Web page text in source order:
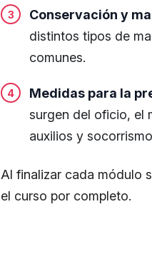
Conservación y
distintos tipos de
comunes.
Medidas para la
surgen del oficio, el
auxilios y
Al finalizar cada módulo
el curso por completo.